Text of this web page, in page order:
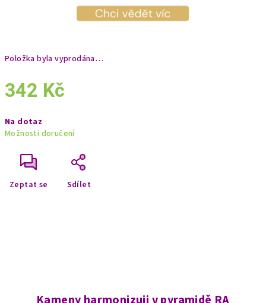
Položka byla vyprodána…
342 Kč
cena:
Na dotaz
Možnosti doručení
Zeptat se Sdílet